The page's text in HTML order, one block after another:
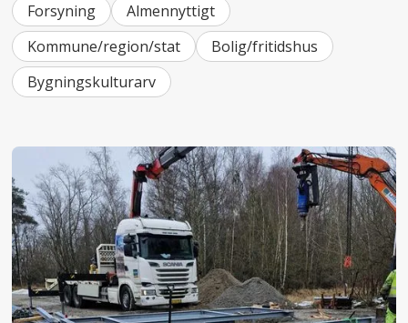
Forsyning
Almennyttigt
Kommune/region/stat
Bolig/fritidshus
Bygningskulturarv